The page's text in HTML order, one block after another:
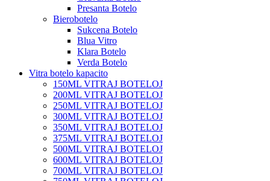
Presanta Botelo
Bierobotelo
Sukcena Botelo
Blua Vitro
Klara Botelo
Verda Botelo
Vitra botelo kapacito
150ML VITRAJ BOTELOJ
200ML VITRAJ BOTELOJ
250ML VITRAJ BOTELOJ
300ML VITRAJ BOTELOJ
350ML VITRAJ BOTELOJ
375ML VITRAJ BOTELOJ
500ML VITRAJ BOTELOJ
600ML VITRAJ BOTELOJ
700ML VITRAJ BOTELOJ